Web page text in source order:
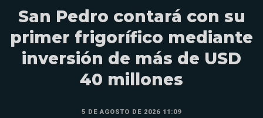
San Pedro contará con su
primer frigorífico mediante
inversión de más de USD
40 millones
5 DE AGOSTO DE 2026 11:09